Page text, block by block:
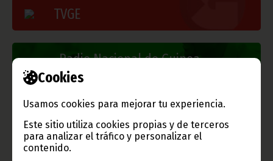
Cookies
Usamos cookies para mejorar tu experiencia.
Este sitio utiliza cookies propias y de terceros
para analizar el tráfico y personalizar el
contenido.
TVGE
Radio Nacional de Guinea
Ecuatorial
CATEGORÍAS